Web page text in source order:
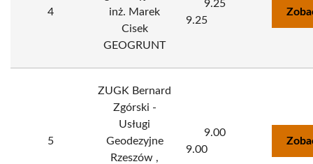
4
inż. Marek
Cisek
GEOGRUNT
9.25
9.25
5
ZUGK Bernard
Zgórski -
Usługi
Geodezyjne
Rzeszów ,
9.00
9.00